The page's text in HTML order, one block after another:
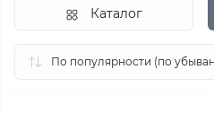
Каталог